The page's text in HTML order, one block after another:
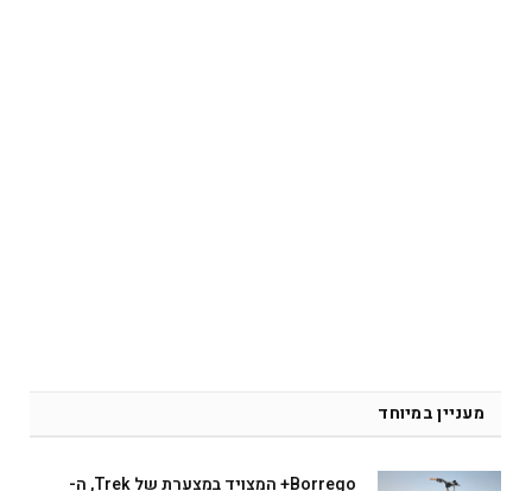
מעניין במיוחד
Borrego+ המצויד במצערת של Trek, ה-